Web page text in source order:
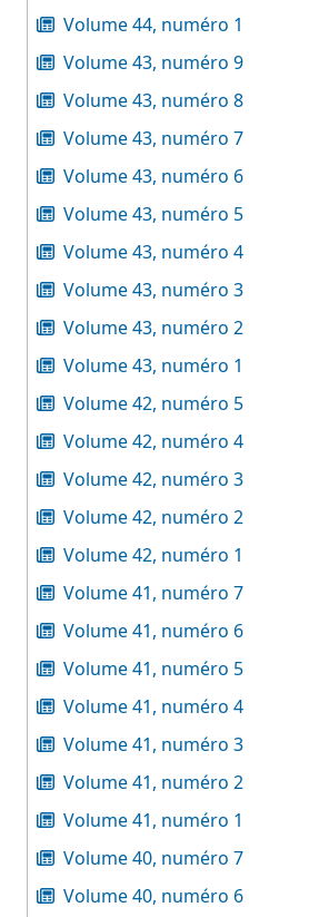
Volume 44, numéro 1
Volume 43, numéro 9
Volume 43, numéro 8
Volume 43, numéro 7
Volume 43, numéro 6
Volume 43, numéro 5
Volume 43, numéro 4
Volume 43, numéro 3
Volume 43, numéro 2
Volume 43, numéro 1
Volume 42, numéro 5
Volume 42, numéro 4
Volume 42, numéro 3
Volume 42, numéro 2
Volume 42, numéro 1
Volume 41, numéro 7
Volume 41, numéro 6
Volume 41, numéro 5
Volume 41, numéro 4
Volume 41, numéro 3
Volume 41, numéro 2
Volume 41, numéro 1
Volume 40, numéro 7
Volume 40, numéro 6